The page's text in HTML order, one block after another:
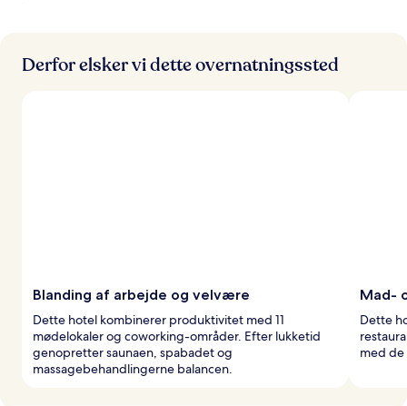
Derfor elsker vi dette overnatningssted
Blanding af arbejde og velvære
Dette hotel kombinerer produktivitet med 11
mødelokaler og coworking-områder. Efter lukketid
genopretter saunaen, spabadet og
massagebehandlingerne balancen.
Mad-
Dette
med